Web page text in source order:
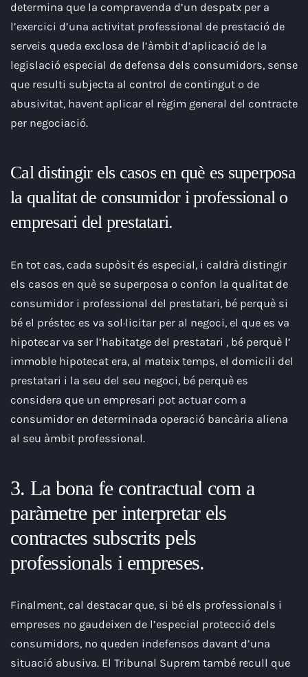
determina que la compravenda d’un despatx per a
l’exercici d’una activitat professional de prestació de
serveis queda exclosa de l’àmbit d’aplicació de la
legislació especial de defensa dels consumidors, sense
que resulti subjecta al control de contingut o de
abusivitat, havent aplicar el règim general del contracte
per negociació.
Cal distingir els casos en què es superposa
la qualitat de consumidor i professional o
empresari del prestatari.
En tot cas, cada supòsit és especial, i caldrà distingir
els casos en què se superposa o confon la qualitat de
consumidor i professional del prestatari, bé perquè si
bé el préstec es va sol·licitar per al negoci, el que es va
hipotecar va ser l’habitatge del prestatari , bé perquè l’
immoble hipotecat era, al mateix temps, el domicili del
prestatari i la seu del seu negoci, bé perquè es
considera que un empresari pot actuar com a
consumidor en determinada operació bancària aliena
al seu àmbit professional.
3. La bona fe contractual com a
paràmetre per interpretar els
contractes subscrits pels
professionals i empreses.
Finalment, cal destacar que, si bé els professionals i
empreses no gaudeixen de l’especial protecció dels
consumidors, no queden indefensos davant d’una
situació abusiva. El Tribunal Suprem també recull que